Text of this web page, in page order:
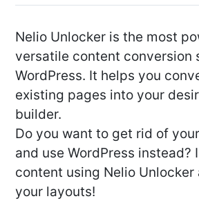
Nelio Unlocker is the most
versatile content conversion
WordPress. It helps you
existing pages into your
builder.
Do you want to get rid of
and use WordPress instead?
content using Nelio Unlocker
your layouts!